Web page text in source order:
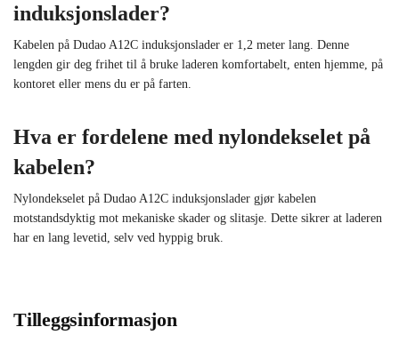
induksjonslader?
Kabelen på Dudao A12C induksjonslader er 1,2 meter lang. Denne
lengden gir deg frihet til å bruke laderen komfortabelt, enten hjemme, på
kontoret eller mens du er på farten.
Hva er fordelene med nylondekselet på
kabelen?
Nylondekselet på Dudao A12C induksjonslader gjør kabelen
motstandsdyktig mot mekaniske skader og slitasje. Dette sikrer at laderen
har en lang levetid, selv ved hyppig bruk.
Tilleggsinformasjon